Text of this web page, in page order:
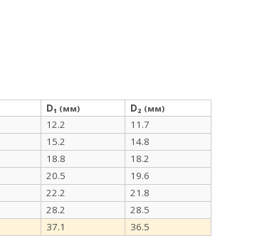
D₁ (мм) D₂ (мм)
12.2 11.7
15.2 14.8
18.8 18.2
20.5 19.6
22.2 21.8
28.2 28.5
37.1 36.5